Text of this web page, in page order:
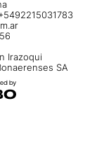
Irazoqui
SA